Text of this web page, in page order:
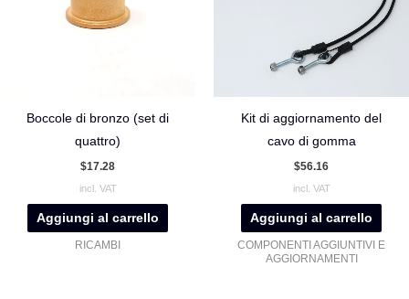
Boccole di bronzo (set di
quattro)
$17.28
incl. VAT
Aggiungi al carrello
RICAMBI
Kit di aggiornamento del
cavo di gomma
$56.16
incl. VAT
Aggiungi al carrello
COMPONENTI AGGIUNTIVI E
AGGIORNAMENTI